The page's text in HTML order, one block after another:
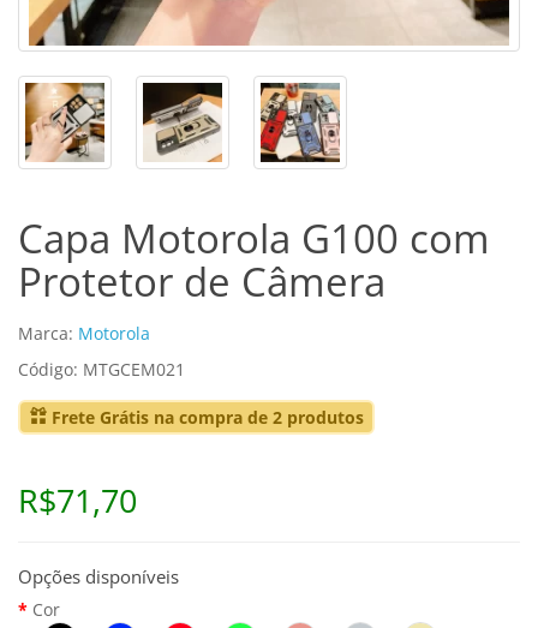
Capa Motorola G100 com
Protetor de Câmera
Marca: Motorola
Código: MTGCEM021
Frete Grátis na compra de 2 produtos
R$71,70
Opções disponíveis
Cor